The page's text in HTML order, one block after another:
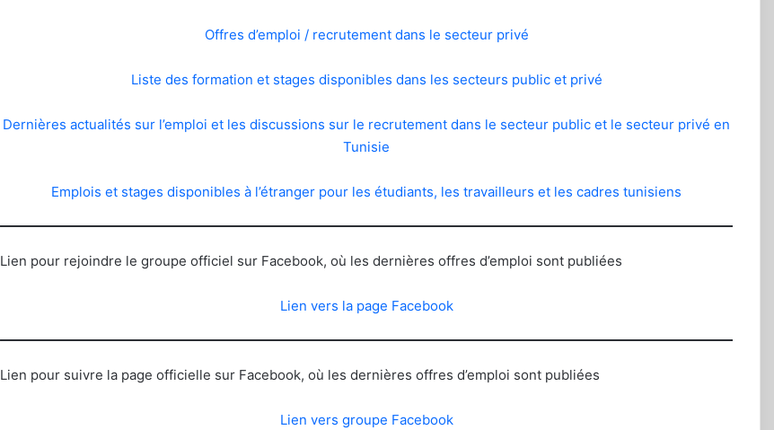
Offres d’emploi / recrutement dans le secteur privé
Liste des formation et stages disponibles dans les secteurs public et privé
Dernières actualités sur l’emploi et les discussions sur le recrutement dans le secteur public et le secteur privé en
Tunisie
Emplois et stages disponibles à l’étranger pour les étudiants, les travailleurs et les cadres tunisiens
Lien pour rejoindre le groupe officiel sur Facebook, où les dernières offres d’emploi sont publiées
Lien vers la page Facebook
Lien pour suivre la page officielle sur Facebook, où les dernières offres d’emploi sont publiées
Lien vers groupe Facebook